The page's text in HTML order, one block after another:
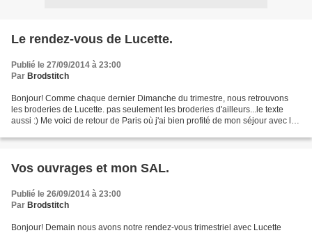
Le rendez-vous de Lucette.
Publié le 27/09/2014 à 23:00
Par Brodstitch
Bonjour! Comme chaque dernier Dimanche du trimestre, nous retrouvons
les broderies de Lucette. pas seulement les broderies d'ailleurs...le texte
aussi :) Me voici de retour de Paris où j'ai bien profité de mon séjour avec le
Vos ouvrages et mon SAL.
Publié le 26/09/2014 à 23:00
Par Brodstitch
Bonjour! Demain nous avons notre rendez-vous trimestriel avec Lucette